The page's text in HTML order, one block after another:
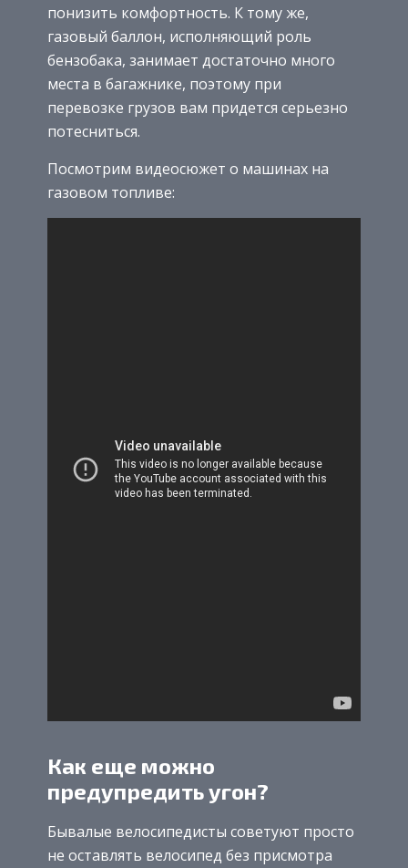
понизить комфортность. К тому же,
газовый баллон, исполняющий роль
бензобака, занимает достаточно много
места в багажнике, поэтому при
перевозке грузов вам придется серьезно
потесниться.
Посмотрим видеосюжет о машинах на
газовом топливе:
Как еще можно
предупредить угон?
Бывалые велосипедисты советуют просто
не оставлять велосипед без присмотра